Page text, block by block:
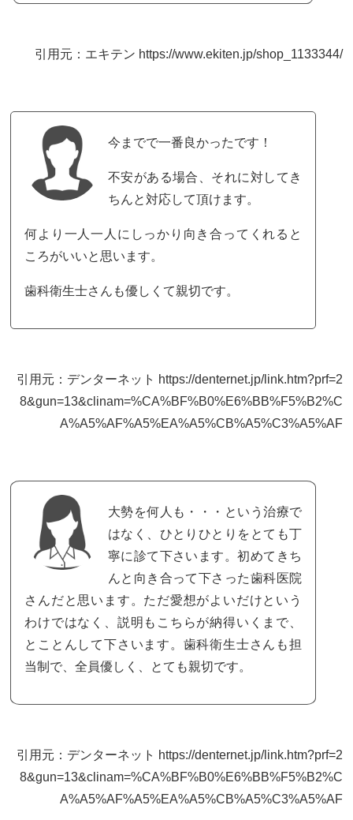
引用元：エキテン https://www.ekiten.jp/shop_1133344/
今までで一番良かったです！
不安がある場合、それに対してき
ちんと対応して頂けます。
何より一人一人にしっかり向き合ってくれると
ころがいいと思います。
歯科衛生士さんも優しくて親切です。
引用元：デンターネット https://denternet.jp/link.htm?prf=2
8&gun=13&clinam=%CA%BF%B0%E6%BB%F5%B2%C
A%A5%AF%A5%EA%A5%CB%A5%C3%A5%AF
大勢を何人も・・・という治療で
はなく、ひとりひとりをとても丁
寧に診て下さいます。初めてきち
んと向き合って下さった歯科医院
さんだと思います。ただ愛想がよいだけという
わけではなく、説明もこちらが納得いくまで、
とことんして下さいます。歯科衛生士さんも担
当制で、全員優しく、とても親切です。
引用元：デンターネット https://denternet.jp/link.htm?prf=2
8&gun=13&clinam=%CA%BF%B0%E6%BB%F5%B2%C
A%A5%AF%A5%EA%A5%CB%A5%C3%A5%AF